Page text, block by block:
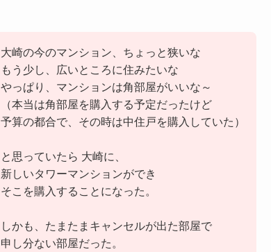
大崎の今のマンション、ちょっと狭いな
もう少し、広いところに住みたいな
やっぱり、マンションは角部屋がいいな～
（本当は角部屋を購入する予定だったけど
予算の都合で、その時は中住戸を購入していた）
と思っていたら 大崎に、
新しいタワーマンションができ
そこを購入することになった。
しかも、たまたまキャンセルが出た部屋で
申し分ない部屋だった。